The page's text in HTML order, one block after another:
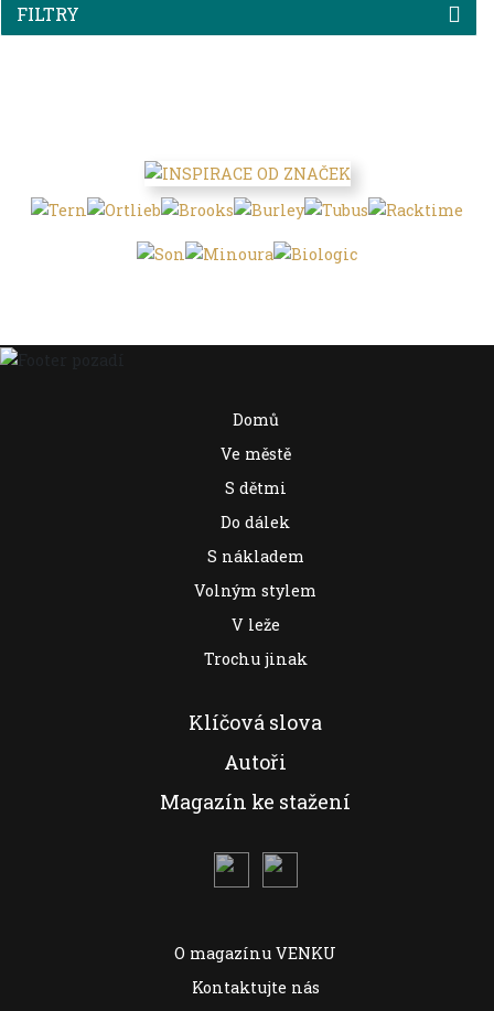
FILTRY
Domů
Ve městě
S dětmi
Do dálek
S nákladem
Volným stylem
V leže
Trochu jinak
Klíčová slova
Autoři
Magazín ke stažení
O magazínu VENKU
Kontaktujte nás